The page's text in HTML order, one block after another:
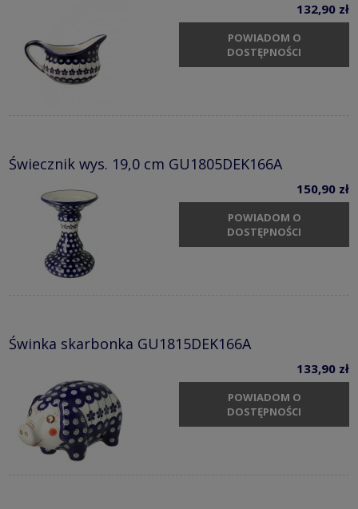
132,90 zł
POWIADOM O
DOSTĘPNOŚCI
Świecznik wys. 19,0 cm GU1805DEK166A
150,90 zł
POWIADOM O
DOSTĘPNOŚCI
Świnka skarbonka GU1815DEK166A
133,90 zł
POWIADOM O
DOSTĘPNOŚCI